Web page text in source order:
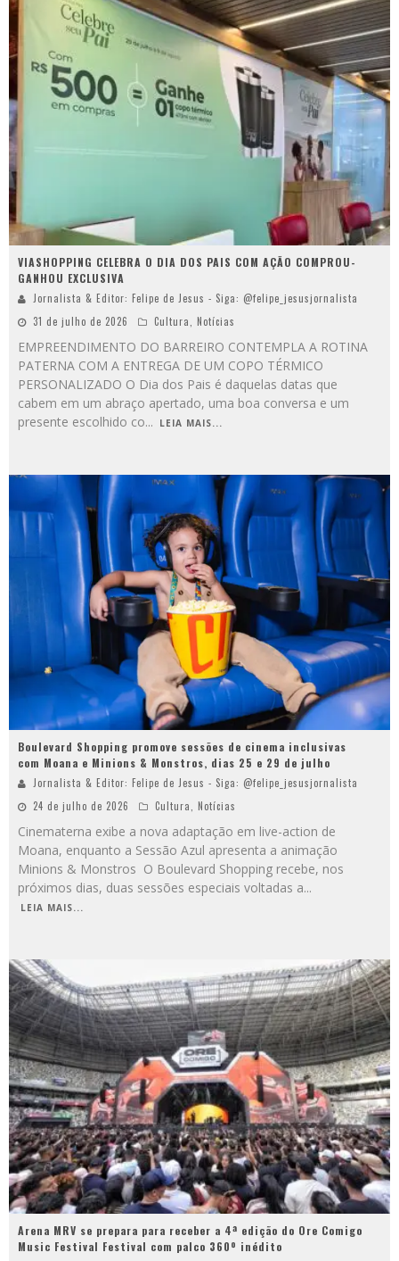
VIASHOPPING CELEBRA O DIA DOS PAIS COM AÇÃO COMPROU-
GANHOU EXCLUSIVA
Jornalista & Editor: Felipe de Jesus - Siga: @felipe_jesusjornalista
31 de julho de 2026
Cultura, Notícias
EMPREENDIMENTO DO BARREIRO CONTEMPLA A ROTINA
PATERNA COM A ENTREGA DE UM COPO TÉRMICO
PERSONALIZADO O Dia dos Pais é daquelas datas que
cabem em um abraço apertado, uma boa conversa e um
presente escolhido co... LEIA MAIS...
Boulevard Shopping promove sessões de cinema inclusivas
com Moana e Minions & Monstros, dias 25 e 29 de julho
Jornalista & Editor: Felipe de Jesus - Siga: @felipe_jesusjornalista
24 de julho de 2026
Cultura Notícias
Cinematerna exibe a nova adaptação em live-action de
Moana, enquanto a Sessão Azul apresenta a animação
Minions & Monstros O Boulevard Shopping recebe, nos
próximos dias, duas sessões especiais voltadas a...
LEIA MAIS...
Arena MRV se prepara para receber a 4ª edição do Ore Comigo
Music Festival Festival com palco 360º inédito